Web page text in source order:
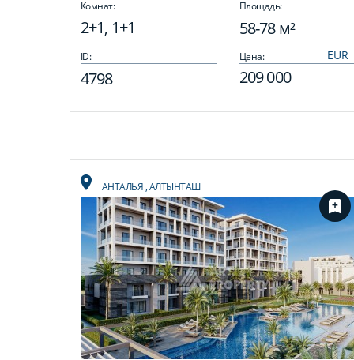
Комнат:
2+1, 1+1
Площадь:
58-78 м²
ID:
4798
Цена:
209 000
АНТАЛЬЯ,АЛТЫНТАШ